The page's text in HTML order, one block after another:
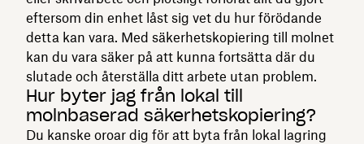
eftersom din enhet låst sig vet du hur förödande
detta kan vara. Med säkerhetskopiering till molnet
kan du vara säker på att kunna fortsätta där du
slutade och återställa ditt arbete utan problem.
Hur byter jag från lokal till
molnbaserad säkerhetskopiering?
Du kanske oroar dig för att byta från lokal lagring